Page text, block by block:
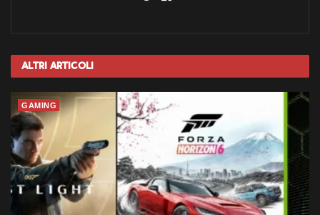
Altri Articoli
GAMING